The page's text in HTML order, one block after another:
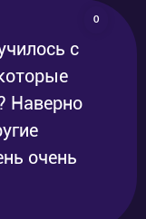
0
с
Наверно
очень